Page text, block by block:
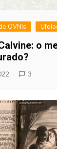
OVNIs
o
3